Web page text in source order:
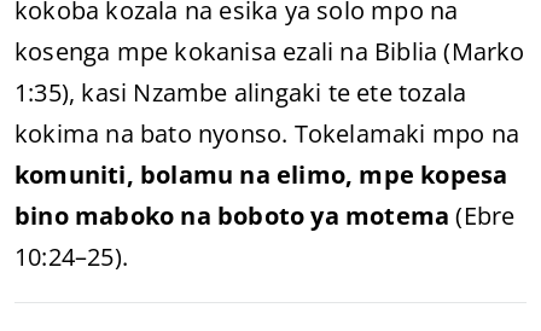
kokoba kozala na esika ya solo mpo na
kosenga mpe kokanisa ezali na Biblia (Marko
1:35), kasi Nzambe alingaki te ete tozala
kokima na bato nyonso. Tokelamaki mpo na
komuniti, bolamu na elimo, mpe kopesa
bino maboko na boboto ya motema (Ebre
10:24–25).